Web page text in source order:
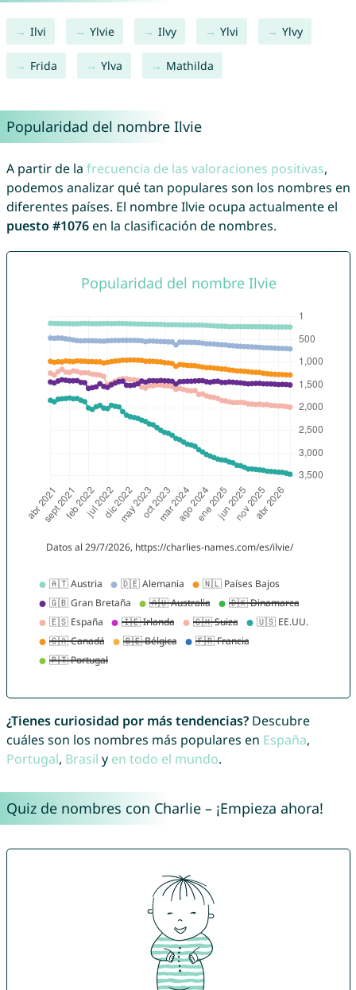
Ilvi Ylvie Ilvy Ylvi Ylvy
Frida Ylva Mathilda
Popularidad del nombre Ilvie
A partir de la frecuencia de las valoraciones positivas,
podemos analizar qué tan populares son los nombres en
diferentes países. El nombre Ilvie ocupa actualmente el
puesto #1076en la clasificación de nombres.
¿Tienes curiosidad por más tendencias?Descubre
cuáles son los nombres más populares en España,
Portugal, Brasil y en todo el mundo.
Quiz de nombres con Charlie – ¡Empieza ahora!